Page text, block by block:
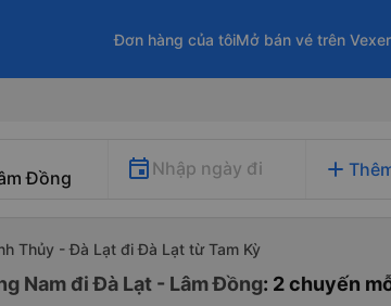
Đơn hàng của tôiMở bán vé trên
Nhập ngày đi add
Thủy - Đà Lạt đi Đà Lạt từ Tam Kỳ
Nam đi Đà Lạt - Lâm Đồng: 2 chuyến